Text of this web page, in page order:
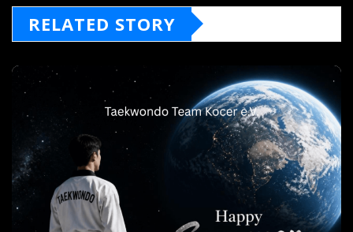
RELATED STORY